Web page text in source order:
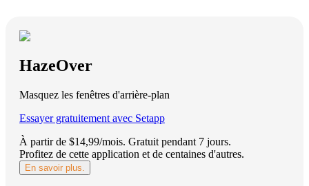
HazeOver
Masquez les fenêtres d'arrière-plan
Essayer gratuitement avec Setapp
À partir de $14,99/mois. Gratuit pendant 7 jours.
Profitez de cette application et de centaines d'autres.
En savoir plus.